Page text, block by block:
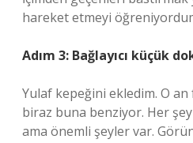
hareket etmeyi
Adım 3: Bağlayıcı küçük
Yulaf kepeğini ekledim. O
biraz buna benziyor. Her
ama önemli şeyler var.